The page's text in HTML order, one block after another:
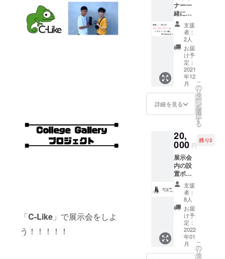
「C-Like 」で展示会をしよ
う！！！！！
介、リ
ターン
支援者
名簿の4
点で構
成を行
いま
す。リ
ターン
支援者
名簿に
たしま
す。 ・
でなく
ても大
丈夫で
す。
（例⇨氏
名の
み）
身幅
49cm
肩幅
42cm
袖丈
59cm M
：身丈
69cm
身幅
52cm
肩幅
44cm
袖丈
身幅
55cm
肩幅
48cm
袖丈
61cm
XL ：身
77cm
身幅
58cm
肩幅
52cm
袖丈
62cm ■
素材 綿
ナー一
緒にデ
ザイン
を考え
ません
か？ ■
内容 ・
ZOOM
か展示
会会場
（2022
年1月
29-30
日）で1
時間で
ンを一
緒に考
えま
す。 ・
デザイ
ナーは
メン
バーか
らラン
ダムで1
名参加
しま
す。ま
た話を
回すメ
ンバー
支援
者：
2人
お届
け予
定：
2021
年12
月
詳細を見る
こ
の
リ
タ
ー
ン
を
選
択
す
る
20,
000 円
残り2
展示会
内の設
置ボー
ドに氏
名記入
を行い
ます。
■内容
・氏名
（自
由） ・
SNSの
ユー
支援
者：
8人
お届
け予
定：
2022
年01
月
こ
の
リ
タ